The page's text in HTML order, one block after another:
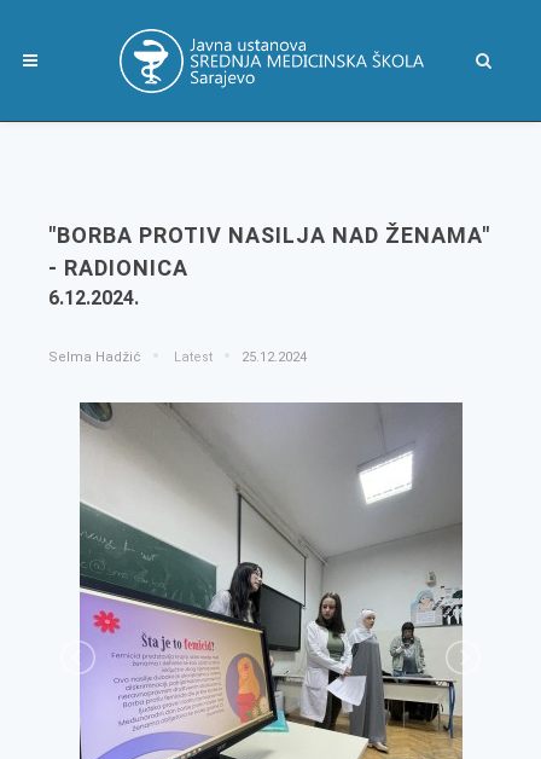
"BORBA PROTIV NASILJA NAD ŽENAMA"
- RADIONICA
6.12.2024.
Selma Hadžić Latest 25.12.2024